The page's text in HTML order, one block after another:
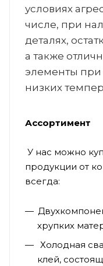
условиях
числе, при
деталях,
а также
элементы при
низких
Ассортимент
У нас можно
продукции от
всегда:
хрупких
Холодная
клей,